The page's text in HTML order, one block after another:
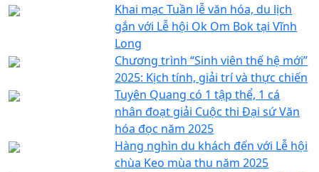
Khai mạc Tuần lễ văn hóa, du lịch
gắn với Lễ hội Ok Om Bok tại Vĩnh
Long
Chương trình “Sinh viên thế hệ mới”
2025: Kịch tính, giải trí và thực chiến
Tuyên Quang có 1 tập thể, 1 cá
nhân đoạt giải Cuộc thi Đại sứ Văn
hóa đọc năm 2025
Hàng nghìn du khách đến với Lễ hội
chùa Keo mùa thu năm 2025